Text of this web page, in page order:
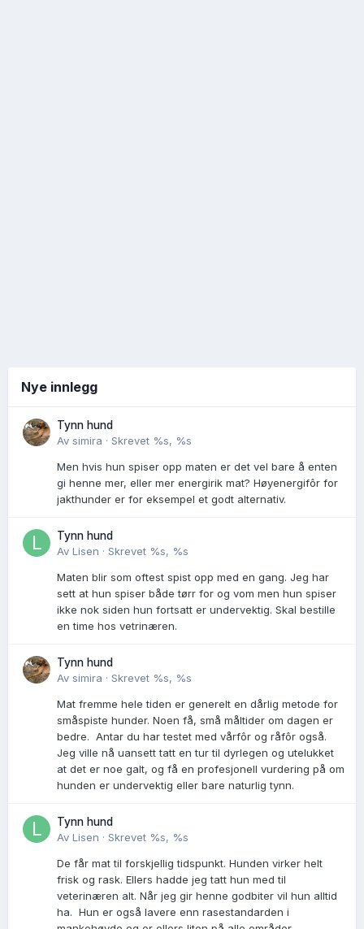
Nye innlegg
Tynn hund
Av simira · Skrevet %s, %s
Men hvis hun spiser opp maten er det vel bare å enten
gi henne mer, eller mer energirik mat? Høyenergifôr for
jakthunder er for eksempel et godt alternativ.
Tynn hund
Av Lisen · Skrevet %s, %s
Maten blir som oftest spist opp med en gang. Jeg har
sett at hun spiser både tørr for og vom men hun spiser
ikke nok siden hun fortsatt er undervektig. Skal bestille
en time hos vetrinæren.
Tynn hund
Av simira · Skrevet %s, %s
Mat fremme hele tiden er generelt en dårlig metode for
småspiste hunder. Noen få, små måltider om dagen er
bedre. Antar du har testet med vårfôr og råfôr også.
Jeg ville nå uansett tatt en tur til dyrlegen og utelukket
at det er noe galt, og få en profesjonell vurdering på om
hunden er undervektig eller bare naturlig tynn.
Tynn hund
Av Lisen · Skrevet %s, %s
De får mat til forskjellig tidspunkt. Hunden virker helt
frisk og rask. Ellers hadde jeg tatt hun med til
veterinæren alt. Når jeg gir henne godbiter vil hun alltid
ha. Hun er også lavere enn rasestandarden i